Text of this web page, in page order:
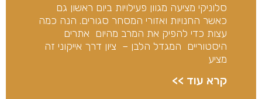
סלוניקי מציעה מגוון פעילויות ביום ראשון גם
כאשר החנויות ואזורי המסחר סגורים. הנה כמה
עצות כדי להפיק את המרב מהיום אתרים
היסטוריים המגדל הלבן – ציון דרך אייקוני זה
מציע
קרא עוד >>